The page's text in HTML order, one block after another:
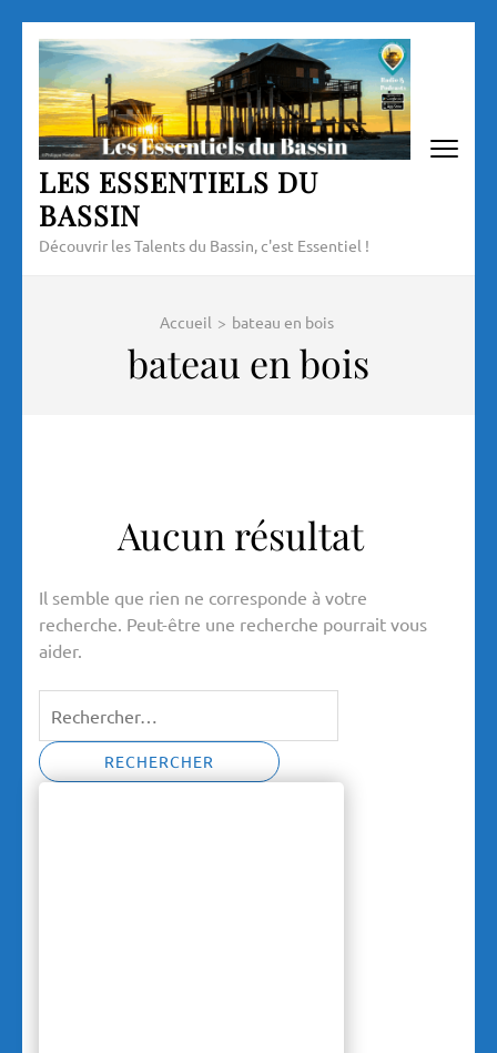
Aller
contenu
(Pressez
Entrée)
LES ESSENTIELS DU
BASSIN
Découvrir les Talents du Bassin, c'est Essentiel !
Accueil > bateau en bois
bateau en bois
Aucun résultat
Il semble que rien ne corresponde à votre
recherche. Peut-être une recherche pourrait vous
aider.